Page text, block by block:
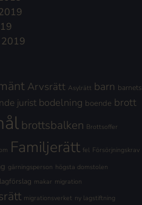
Arvsrätt Asylrätt barn barnets
jurist bodelning boende brott
brottsbalken Brottsoffer
Familjerätt fel Försörjningskrav
gärningsperson högsta domstolen
lagförslag makar migration
migrationsverket ny lagstiftning